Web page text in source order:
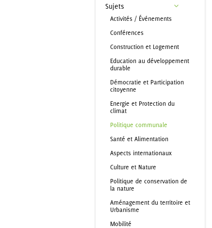
Sujets
Activités / Événements
Conférences
Construction et Logement
Education au développement
durable
Démocratie et Participation
citoyenne
Energie et Protection du
climat
Politique communale
Santé et Alimentation
Aspects internationaux
Culture et Nature
Politique de conservation de
la nature
Aménagement du territoire et
Urbanisme
Mobilité